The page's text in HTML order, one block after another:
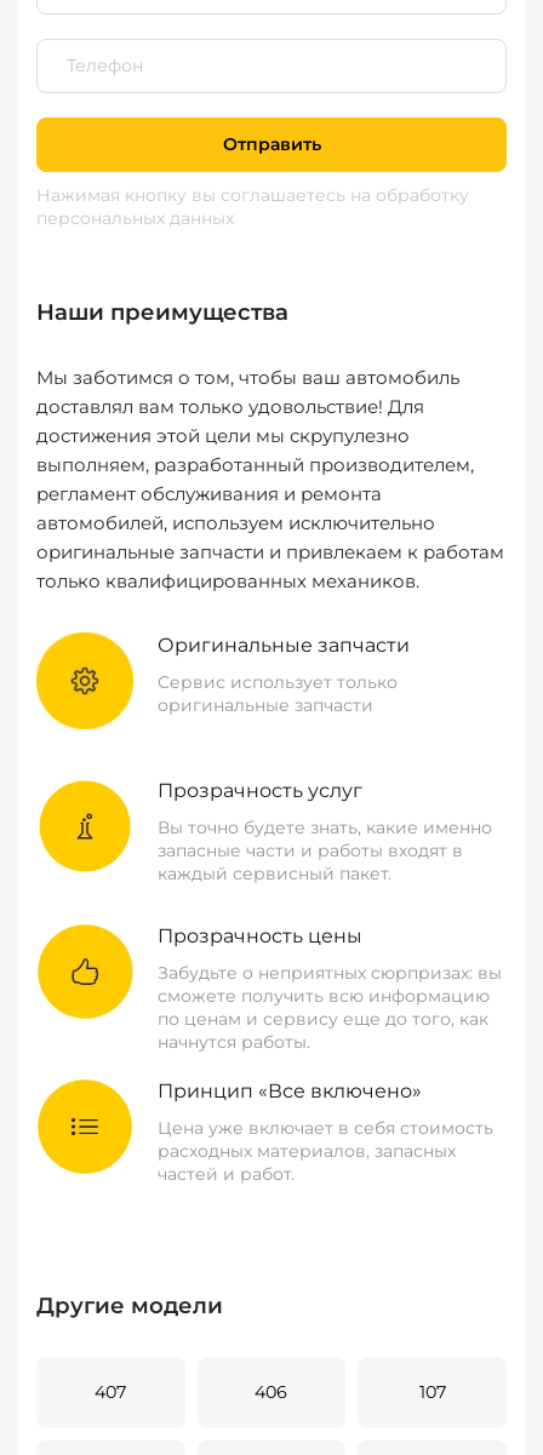
Отправить
Нажимая кнопку вы соглашаетесь на обработку
персональных данных
Наши преимущества
Мы заботимся о том, чтобы ваш автомобиль
доставлял вам только удовольствие! Для
достижения этой цели мы скрупулезно
выполняем, разработанный производителем,
регламент обслуживания и ремонта
автомобилей, используем исключительно
оригинальные запчасти и привлекаем к работам
только квалифицированных механиков.
Оригинальные запчасти
Сервис использует только
оригинальные запчасти
Прозрачность услуг
Вы точно будете знать, какие именно
запасные части и работы входят в
каждый сервисный пакет.
Прозрачность цены
Забудьте о неприятных сюрпризах: вы
сможете получить всю информацию
по ценам и сервису еще до того, как
начнутся работы.
Принцип «Все включено»
Цена уже включает в себя стоимость
расходных материалов, запасных
частей и работ.
Другие модели
407 406 107